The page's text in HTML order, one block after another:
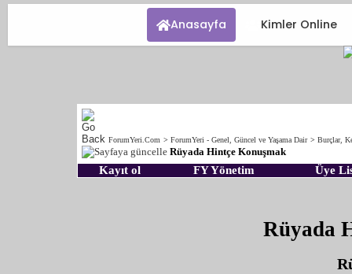
Anasayfa Kimler Online
ForumYeri.Com > ForumYeri - Genel, Güncel ve Yaşama Dair > Burçlar,
Rüyada Hintçe Konuşmak
Kayıt ol FY Yönetim Üye
Rüyada